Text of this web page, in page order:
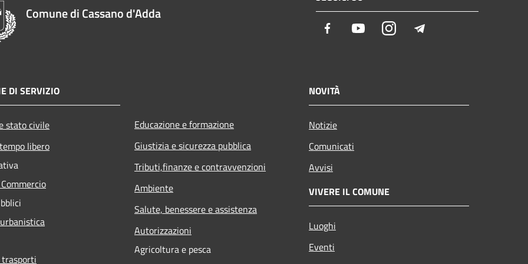
Comune di Cassano d'Adda
Facebook YoutubeInstagram
DI SERVIZIO
stato civile
libero
Educazione e formazione
Giustizia e sicurezza pubblica
Tributi,finanze e contravvenzioni
Ambiente
Salute, benessere e assistenza
Autorizzazioni
Agricoltura e pesca
NOVITÀ
Notizie
Comunicati
Avvisi
VIVERE IL COMUNE
Luoghi
Eventi